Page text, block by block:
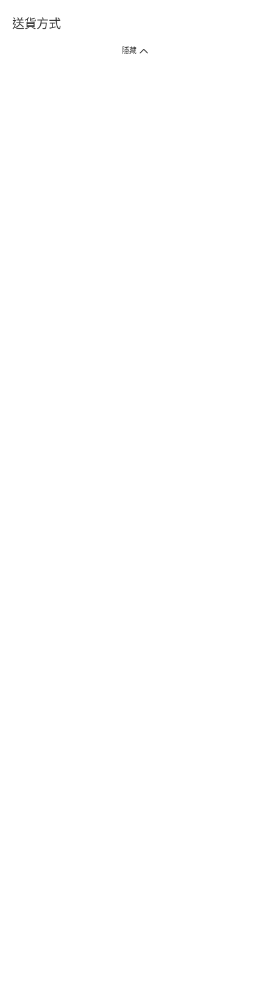
送貨方式
1. 送貨到府（受衛生署條例規管產品除外 ）
隱藏